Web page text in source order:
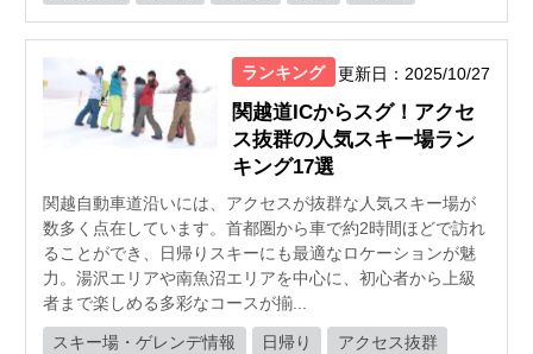
ランキング 更新日：2025/10/27
関越道ICからスグ！アクセ
ス抜群の人気スキー場ラン
キング17選
関越自動車道沿いには、アクセスが抜群な人気スキー場が
数多く点在しています。首都圏から車で約2時間ほどで訪れ
ることができ、日帰りスキーにも最適なロケーションが魅
力。湯沢エリアや南魚沼エリアを中心に、初心者から上級
者まで楽しめる多彩なコースが揃...
スキー場・ゲレンデ情報 日帰り
アクセス抜群